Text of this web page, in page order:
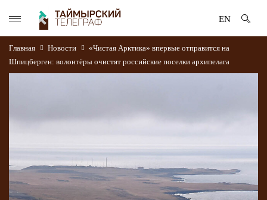
EN
Главная Новости
«Чистая Арктика» впервые отправится на
Шпицберген: волонтёры очистят российские поселки архипелага